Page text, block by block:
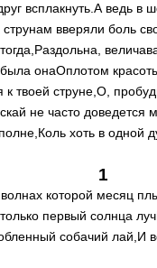
всплакнуть. А ведь в
струнам вверяли боль
Раздольна,
онаОплотом
твоей струне, О,
не часто доведется
Коль хоть в одной
1
которой месяц
первый солнца луч
собачий лай, И